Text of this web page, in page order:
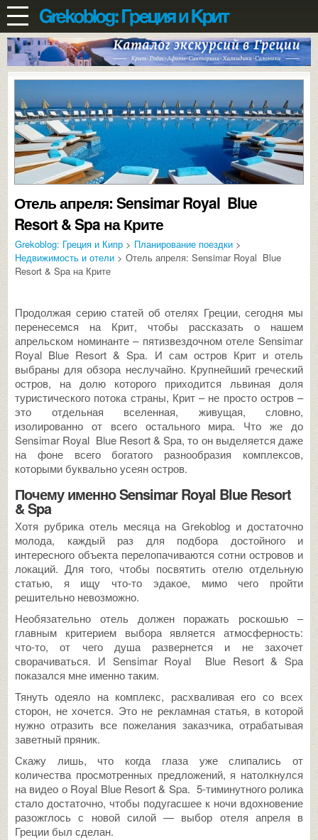
Отель апреля: Sensimar Royal Blue
Resort & Spa на Крите
Grekoblog: Греция и Кипр > Планирование поездки >
Недвижимость и отели > Отель апреля: Sensimar Royal Blue
Resort & Spa на Крите
Продолжая серию статей об отелях Греции, сегодня мы
перенесемся на Крит, чтобы рассказать о нашем
апрельском номинанте – пятизвездочном отеле Sensimar
Royal Blue Resort & Spa. И сам остров Крит и отель
выбраны для обзора неслучайно. Крупнейший греческий
остров, на долю которого приходится львиная доля
туристического потока страны, Крит – не просто остров –
это отдельная вселенная, живущая, словно,
изолированно от всего остального мира. Что же до
Sensimar Royal Blue Resort & Spa, то он выделяется даже
на фоне всего богатого разнообразия комплексов,
которыми буквально усеян остров.
Почему именно Sensimar Royal Blue Resort
& Spa
Хотя рубрика отель месяца на Grekoblog и достаточно
молода, каждый раз для подбора достойного и
интересного объекта перелопачиваются сотни островов и
локаций. Для того, чтобы посвятить отелю отдельную
статью, я ищу что-то эдакое, мимо чего пройти
решительно невозможно.
Необязательно отель должен поражать роскошью –
главным критерием выбора является атмосферность:
что-то, от чего душа развернется и не захочет
сворачиваться. И Sensimar Royal Blue Resort & Spa
показался мне именно таким.
Тянуть одеяло на комплекс, расхваливая его со всех
сторон, не хочется. Это не рекламная статья, в которой
нужно отразить все пожелания заказчика, отрабатывая
заветный пряник.
Скажу лишь, что когда глаза уже слипались от
количества просмотренных предложений, я натолкнулся
на видео о Royal Blue Resort & Spa. 5-тиминутного ролика
стало достаточно, чтобы подугасшее к ночи вдохновение
разожглось с новой силой — выбор отеля апреля в
Греции был сделан.